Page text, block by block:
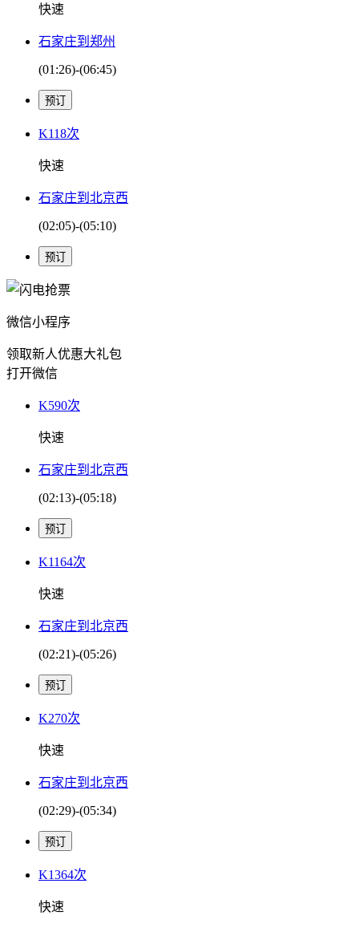
快速
石家庄到郑州
(01:26)-(06:45)
K118次
快速
石家庄到北京西
(02:05)-(05:10)
微信小程序
领取新人优惠大礼包
打开微信
K590次
快速
石家庄到北京西
(02:13)-(05:18)
K1164次
快速
石家庄到北京西
(02:21)-(05:26)
K270次
快速
石家庄到北京西
(02:29)-(05:34)
K1364次
快速